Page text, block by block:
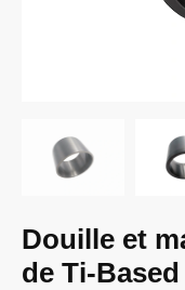
Douille et
de Ti-